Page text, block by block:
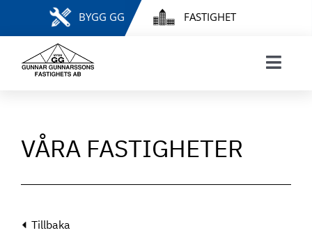
innehållet
BYGG GG FASTIGHET
HYRESGÄSTINFORMATION
VÅRA FASTIGHETER
Tillbaka